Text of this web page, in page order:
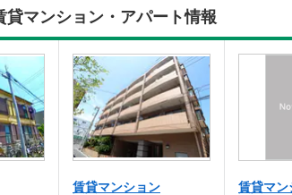
マンション・アパート情報
賃貸マンション
賃貸マン